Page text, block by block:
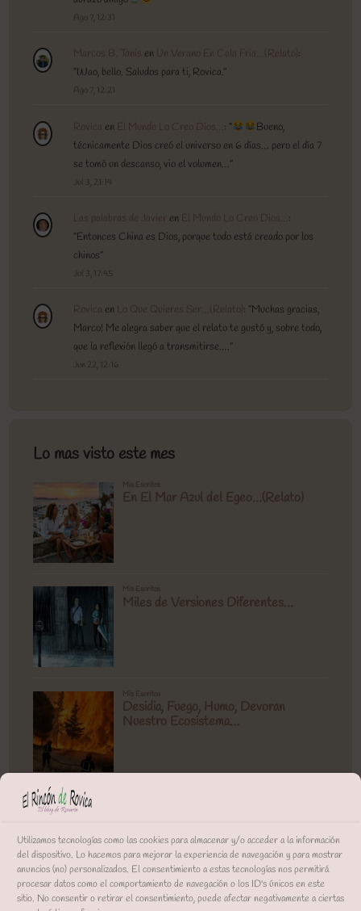
Utilizamos tecnologías como las cookies para almacenar y/o acceder a la información
del dispositivo. Lo hacemos para mejorar la experiencia de navegación y para mostrar
anuncios (no) personalizados. El consentimiento a estas tecnologías nos permitirá
procesar datos como el comportamiento de navegación o los ID's únicos en este
sitio. No consentir o retirar el consentimiento, puede afectar negativamente a ciertas
Ago 7, 12:31
Marcos B. Tanis en Un Verano En Cala Fria…(Relato) :
“Wao, bello. Saludos para ti, Rovica.”
Ago 7, 12:21
Rovica en El Mundo Lo Creo Dios… : “
Bueno,
técnicamente Dios creó el universo en 6 días… pero el día 7
se tomó un descanso, vio el volumen…”
Jul 3, 21:14
Las palabras de Javier en El Mundo Lo Creo Dios… :
“Entonces China es Dios, porque todo está creado por los
chinos”
Jul 3, 17:45
Rovica en Lo Que Quieres Ser…(Relato) : “Muchas gracias,
Marco! Me alegra saber que el relato te gustó y, sobre todo,
que la reflexión llegó a transmitirse.…”
Jun 22, 12:16
Lo mas visto este mes